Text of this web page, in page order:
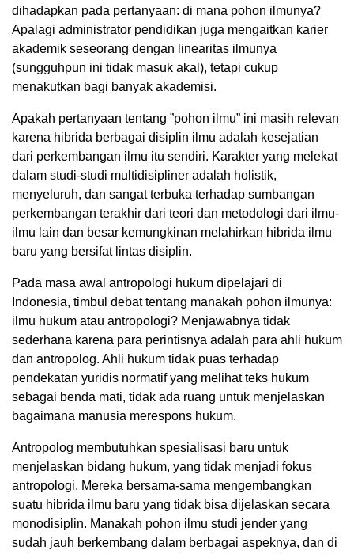
dihadapkan pada pertanyaan: di mana pohon ilmunya?
Apalagi administrator pendidikan juga mengaitkan karier
akademik seseorang dengan linearitas ilmunya
(sungguhpun ini tidak masuk akal), tetapi cukup
menakutkan bagi banyak akademisi.
Apakah pertanyaan tentang ”pohon ilmu” ini masih relevan
karena hibrida berbagai disiplin ilmu adalah kesejatian
dari perkembangan ilmu itu sendiri. Karakter yang melekat
dalam studi-studi multidisipliner adalah holistik,
menyeluruh, dan sangat terbuka terhadap sumbangan
perkembangan terakhir dari teori dan metodologi dari ilmu-
ilmu lain dan besar kemungkinan melahirkan hibrida ilmu
baru yang bersifat lintas disiplin.
Pada masa awal antropologi hukum dipelajari di
Indonesia, timbul debat tentang manakah pohon ilmunya:
ilmu hukum atau antropologi? Menjawabnya tidak
sederhana karena para perintisnya adalah para ahli hukum
dan antropolog. Ahli hukum tidak puas terhadap
pendekatan yuridis normatif yang melihat teks hukum
sebagai benda mati, tidak ada ruang untuk menjelaskan
bagaimana manusia merespons hukum.
Antropolog membutuhkan spesialisasi baru untuk
menjelaskan bidang hukum, yang tidak menjadi fokus
antropologi. Mereka bersama-sama mengembangkan
suatu hibrida ilmu baru yang tidak bisa dijelaskan secara
monodisiplin. Manakah pohon ilmu studi jender yang
sudah jauh berkembang dalam berbagai aspeknya, dan di